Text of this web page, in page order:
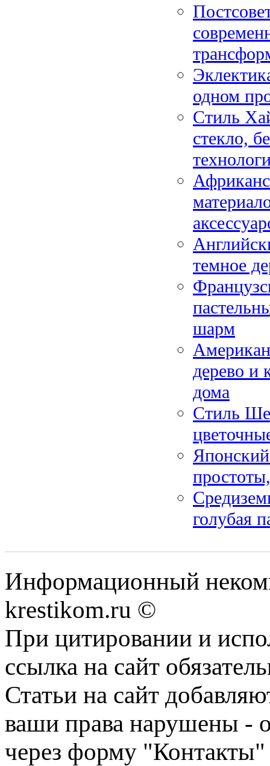
одном
Стиль
стекло,
темное
шарм
дерево и
дома
Стиль
голубая
Информационный
krestikom.ru ©
При цитировании и
ссылка на сайт
Статьи на сайт
ваши права нарушены -
через форму "Контакты"